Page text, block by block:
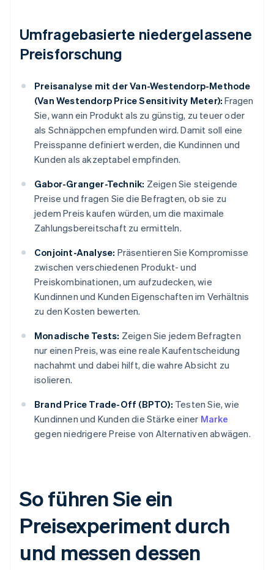
Umfragebasierte niedergelassene
Preisforschung
Preisanalyse mit der Van-Westendorp-Methode
(Van Westendorp Price Sensitivity Meter): Fragen
Sie, wann ein Produkt als zu günstig, zu teuer oder
als Schnäppchen empfunden wird. Damit soll eine
Preisspanne definiert werden, die Kundinnen und
Kunden als akzeptabel empfinden.
Gabor-Granger-Technik: Zeigen Sie steigende
Preise und fragen Sie die Befragten, ob sie zu
jedem Preis kaufen würden, um die maximale
Zahlungsbereitschaft zu ermitteln.
Conjoint-Analyse: Präsentieren Sie Kompromisse
zwischen verschiedenen Produkt- und
Preiskombinationen, um aufzudecken, wie
Kundinnen und Kunden Eigenschaften im Verhältnis
zu den Kosten bewerten.
Monadische Tests: Zeigen Sie jedem Befragten
nur einen Preis, was eine reale Kaufentscheidung
nachahmt und dabei hilft, die wahre Absicht zu
isolieren.
Brand Price Trade-Off (BPTO): Testen Sie, wie
Kundinnen und Kunden die Stärke einer Marke
gegen niedrigere Preise von Alternativen abwägen.
So führen Sie ein
Preisexperiment durch
und messen dessen